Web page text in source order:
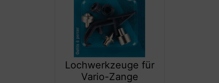
Lochwerkzeuge für
Vario-Zange